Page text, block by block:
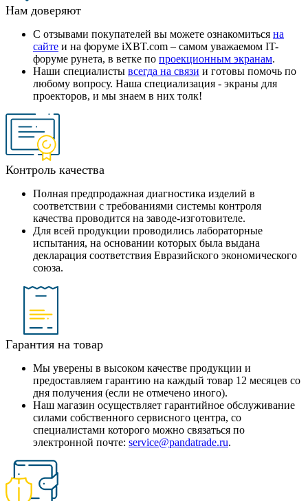
Нам доверяют
С отзывами покупателей вы можете ознакомиться на
сайте и на форуме iXBT.com – самом уважаемом IT-
форуме рунета, в ветке по проекционным экранам.
Наши специалисты всегда на связи и готовы помочь по
любому вопросу. Наша специализация - экраны для
проекторов, и мы знаем в них толк!
Контроль качества
Полная предпродажная диагностика изделий в
соответствии с требованиями системы контроля
качества проводится на заводе-изготовителе.
Для всей продукции проводились лабораторные
испытания, на основании которых была выдана
декларация соответствия Евразийского экономического
союза.
Гарантия на товар
Мы уверены в высоком качестве продукции и
предоставляем гарантию на каждый товар 12 месяцев со
дня получения (если не отмечено иного).
Наш магазин осуществляет гарантийное обслуживание
силами собственного сервисного центра, со
специалистами которого можно связаться по
электронной почте: service@pandatrade.ru.